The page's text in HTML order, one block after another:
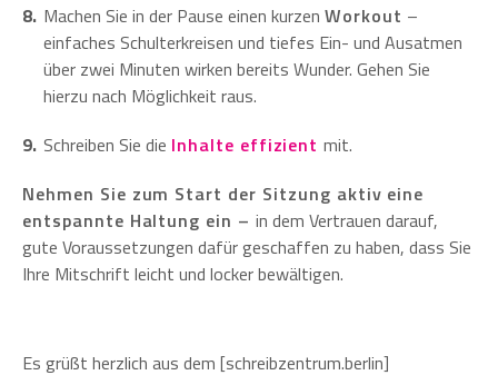
Machen Sie in der Pause einen kurzen Workout –
einfaches Schulterkreisen und tiefes Ein- und Ausatmen
über zwei Minuten wirken bereits Wunder. Gehen Sie
hierzu nach Möglichkeit raus.
Schreiben Sie die Inhalte effizientmit.
Nehmen Sie zum Start der Sitzung aktiv eine
entspannte Haltung ein –in dem Vertrauen darauf,
gute Voraussetzungen dafür geschaffen zu haben, dass Sie
Ihre Mitschrift leicht und locker bewältigen.
Es grüßt herzlich aus dem [schreibzentrum.berlin]